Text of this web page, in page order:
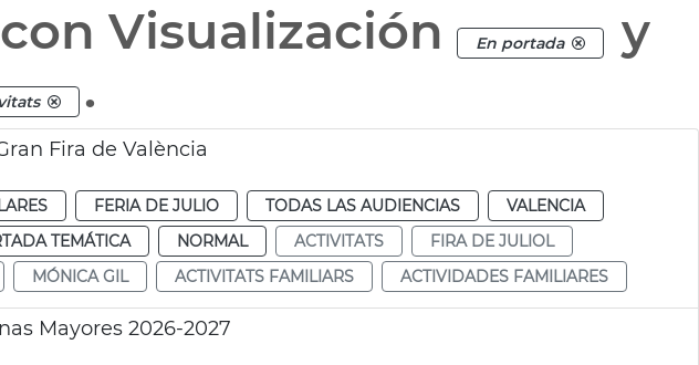
Visualización En portada
y
.
Fira de València
FERIA DE JULIO TODAS LAS AUDIENCIAS
VALENCIA
TEMÁTICA NORMAL ACTIVITATS
FIRA DE JULIOL
MÓNICA GIL ACTIVITATS FAMILIARS ACTIVIDADES FAMILIARES
Mayores 2026-2027